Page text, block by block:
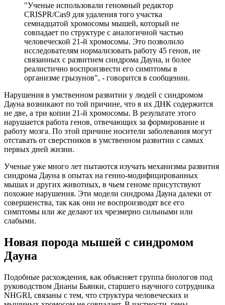
"Ученые использовали геномный редактор
CRISPR/Cas9 для удаления того участка
семнадцатой хромосомы мышей, который не
совпадает по структуре с аналогичной частью
человеческой 21-й хромосомы. Это позволило
исследователям нормализовать работу 45 генов, не
связанных с развитием синдрома Дауна, и более
реалистично воспроизвести его симптомы в
организме грызунов", - говорится в сообщении.
Нарушения в умственном развитии у людей с синдромом
Дауна возникают по той причине, что в их ДНК содержится
не две, а три копии 21-й хромосомы. В результате этого
нарушается работа генов, отвечающих за формирование и
работу мозга. По этой причине носители заболевания могут
отставать от сверстников в умственном развитии с самых
первых дней жизни.
Ученые уже много лет пытаются изучать механизмы развития
синдрома Дауна в опытах на генно-модифицированных
мышах и других животных, в чьем геноме присутствуют
похожие нарушения. Эти модели синдрома Дауна далеки от
совершенства, так как они не воспроизводят все его
симптомы или же делают их чрезмерно сильными или
слабыми.
Новая порода мышей с синдромом
Дауна
Подобные расхождения, как объясняет группа биологов под
руководством Дианы Бьянки, старшего научного сотрудника
NHGRI, связаны с тем, что структура человеческих и